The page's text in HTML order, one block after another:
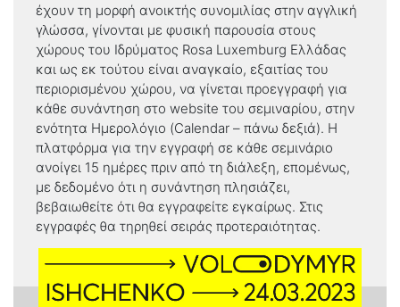
έχουν τη μορφή ανοικτής συνομιλίας στην αγγλική
γλώσσα, γίνονται με φυσική παρουσία στους
χώρους του Ιδρύματος Rosa Luxemburg Ελλάδας
και ως εκ τούτου είναι αναγκαίο, εξαιτίας του
περιορισμένου χώρου, να γίνεται προεγγραφή για
κάθε συνάντηση στο website του σεμιναρίου, στην
ενότητα Ημερολόγιο (Calendar – πάνω δεξιά). Η
πλατφόρμα για την εγγραφή σε κάθε σεμινάριο
ανοίγει 15 ημέρες πριν από τη διάλεξη, επομένως,
με δεδομένο ότι η συνάντηση πλησιάζει,
βεβαιωθείτε ότι θα εγγραφείτε εγκαίρως. Στις
εγγραφές θα τηρηθεί σειράς προτεραιότητας.